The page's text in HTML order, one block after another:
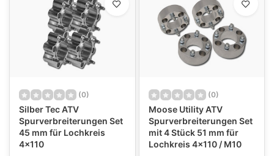
(0)
Silber Tec ATV
Spurverbreiterungen Set
45 mm für Lochkreis
4x110
(0)
Moose Utility ATV
Spurverbreiterungen Set
mit 4 Stück 51 mm für
Lochkreis 4x110 / M10